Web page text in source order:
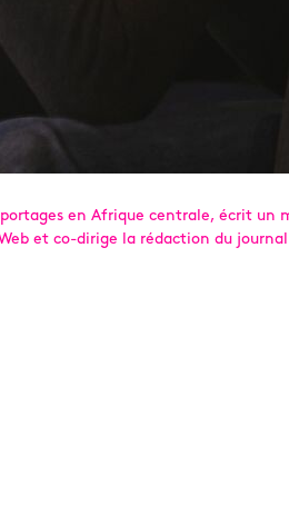
en Afrique centrale, écrit un
et co-dirige la rédaction du